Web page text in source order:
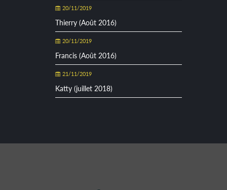
20/11/2019
Thierry (Août 2016)
20/11/2019
Francis (Août 2016)
21/11/2019
Katty (juillet 2018)